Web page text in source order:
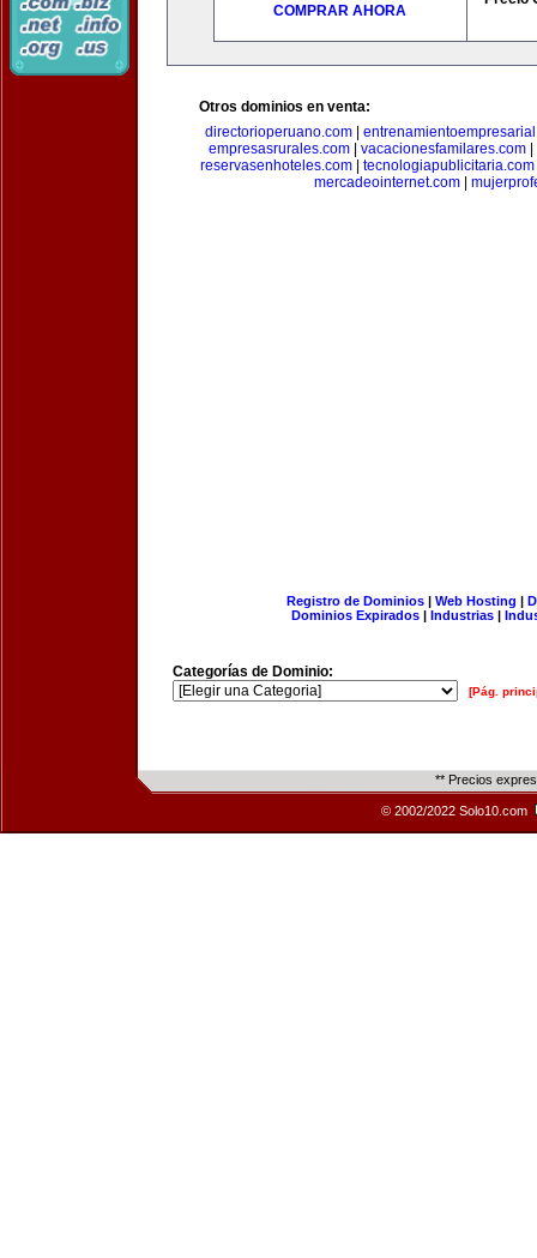
COMPRAR AHORA
Otros dominios en venta:
directorioperuano.com|
empresasrurales.com| vacacionesfamilares.com|
reservasenhoteles.com
tecnologiapublicitaria.com
mercadeointernet.com|
Registro de Dominios| Web Hosting |
Dominios Expirados | Industrias |
Categorías de Dominio:
[Pág.
** Precios
© 2002/2022 Solo10.com